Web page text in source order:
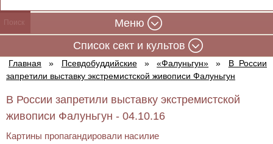
Меню
Cписок сект и культов
Главная » Псевдобуддийские » «Фалуньгун» »
В России
запретили выставку экстремистской живописи Фалуньгун
В России запретили выставку экстремистской
живописи Фалуньгун - 04.10.16
Картины пропагандировали насилие